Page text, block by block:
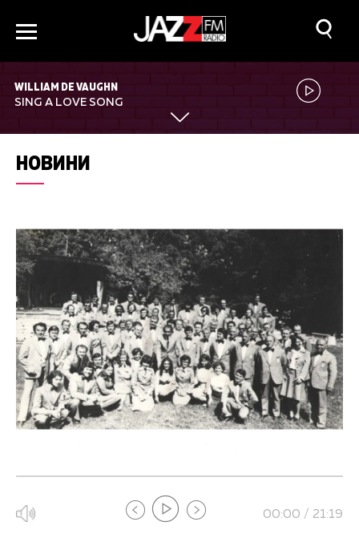
WILLIAM DE VAUGHN
SING A LOVE SONG
НОВИНИ
00:00 / 21:19